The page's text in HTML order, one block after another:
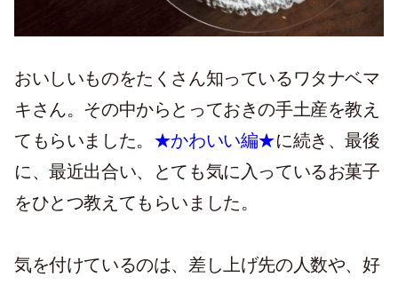
おいしいものをたくさん知っているワタナベマ
キさん。その中からとっておきの手土産を教え
てもらいました。 ★かわいい編★に続き、最後
に、最近出合い、とても気に入っているお菓子
をひとつ教えてもらいました。
気を付けているのは、差し上げ先の人数や、好